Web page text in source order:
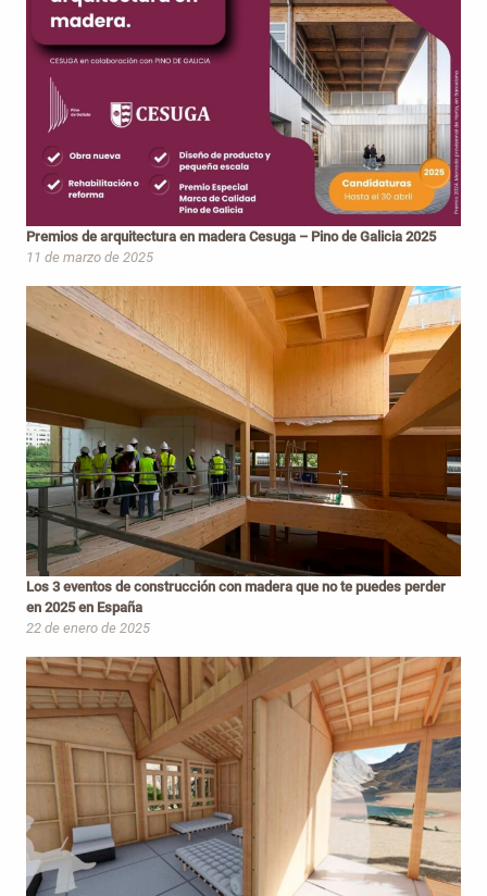
Premios de arquitectura en madera Cesuga – Pino de Galicia 2025
11 de marzo de 2025
Los 3 eventos de construcción con madera que no te puedes perder
en 2025 en España
22 de enero de 2025